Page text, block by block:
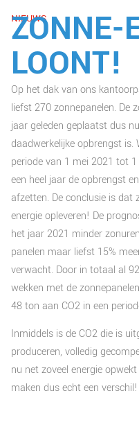
NIEUWS
ZONNE-
LOONT!
Op het dak van ons
liefst 270 zonnepanelen. De
jaar geleden geplaatst dus
daadwerkelijke opbrengst is.
periode van 1 mei 2021 tot
een heel jaar de opbrengst
afzetten. De conclusie is dat
energie opleveren! De
het jaar 2021 minder
panelen maar liefst 15%
verwacht. Door in totaal al
wekken met de
48 ton aan CO2 in een
Inmiddels is de CO2 die is
produceren, volledig
nu net zoveel energie
maken dus echt een verschil!